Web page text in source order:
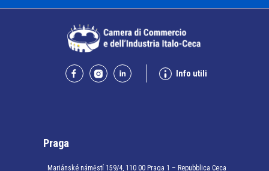
Info utili
Praga
Mariánské náměstí 159/4, 110 00 Praga 1 – Repubblica Ceca